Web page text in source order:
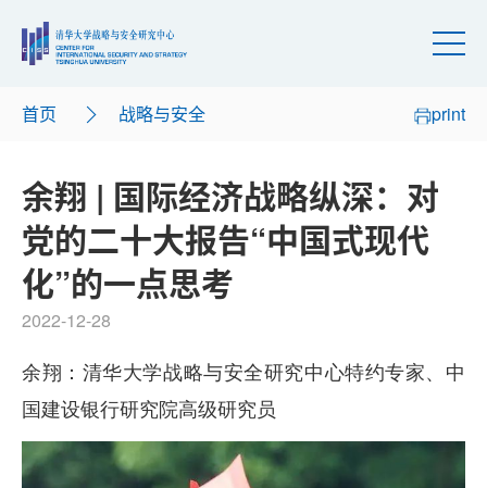
首页 战略与安全 print
余翔 | 国际经济战略纵深：对
党的二十大报告“中国式现代
化”的一点思考
2022-12-28
余翔：清华大学战略与安全研究中心特约专家、中
国建设银行研究院高级研究员